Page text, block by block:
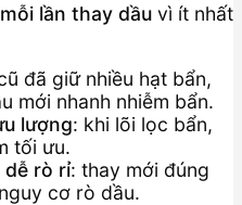
lần thay dầu vì ít nhất
đã giữ nhiều hạt bẩn,
mới nhanh nhiễm bẩn.
lượng: khi lõi lọc bẩn,
tối ưu.
dễ rò rỉ: thay mới đúng
cơ rò dầu.